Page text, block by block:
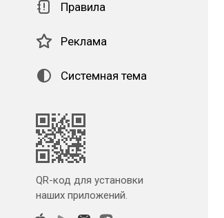
Правила
Реклама
Системная тема
QR-код для установки
наших приложений.